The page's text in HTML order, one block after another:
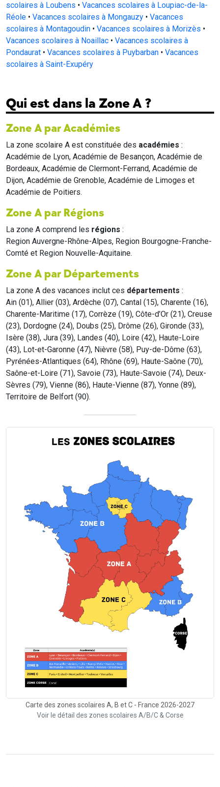
scolaires à Loubens • Vacances scolaires à Loupiac-de-la-
Réole • Vacances scolaires à Mongauzy • Vacances
scolaires à Montagoudin • Vacances scolaires à Morizès •
Vacances scolaires à Noaillac • Vacances scolaires à
Pondaurat • Vacances scolaires à Puybarban • Vacances
scolaires à Saint-Exupéry
Qui est dans la Zone A ?
Zone A par Académies
La zone scolaire A est constituée des académies :
Académie de Lyon, Académie de Besançon, Académie de
Bordeaux, Académie de Clermont-Ferrand, Académie de
Dijon, Académie de Grenoble, Académie de Limoges et
Académie de Poitiers.
Zone A par Régions
La zone A comprend les régions :
Region Auvergne-Rhône-Alpes, Region Bourgogne-Franche-
Comté et Region Nouvelle-Aquitaine.
Zone A par Départements
La zone A des vacances inclut ces départements :
Ain (01), Allier (03), Ardèche (07), Cantal (15), Charente (16),
Charente-Maritime (17), Corrèze (19), Côte-d’Or (21), Creuse
(23), Dordogne (24), Doubs (25), Drôme (26), Gironde (33),
Isère (38), Jura (39), Landes (40), Loire (42), Haute-Loire
(43), Lot-et-Garonne (47), Nièvre (58), Puy-de-Dôme (63),
Pyrénées-Atlantiques (64), Rhône (69), Haute-Saône (70),
Saône-et-Loire (71), Savoie (73), Haute-Savoie (74), Deux-
Sèvres (79), Vienne (86), Haute-Vienne (87), Yonne (89),
Territoire de Belfort (90).
Carte des zones scolaires A, B et C - France 2026-2027
Voir le détail des zones scolaires A/B/C & Corse